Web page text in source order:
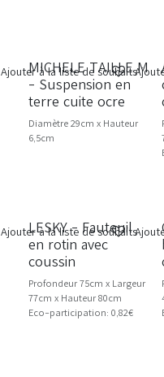
MICHELE TAILLE M
- Suspension en
terre cuite ocre
Diamètre 29cm x Hauteur
6,5cm
Ajouter à la liste de souhaits
LESKY - Fauteuil
en rotin avec
coussin
Profondeur 75cm x Largeur
77cm x Hauteur 80cm
Eco-participation: 0,82€
Ajouter à la liste de souhaits